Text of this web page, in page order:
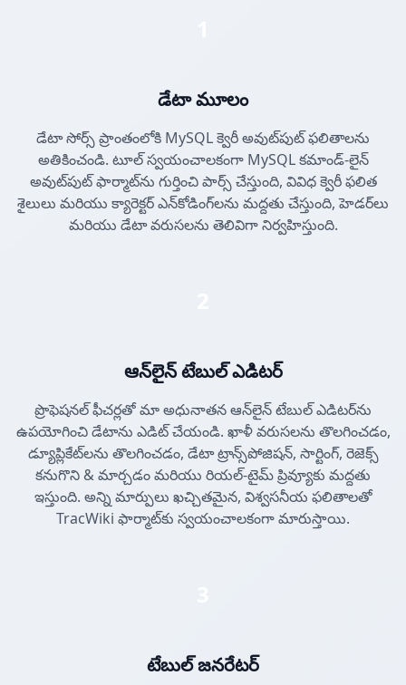
డేటా మూలం
డేటా సోర్స్ ప్రాంతంలోకి MySQL క్వెరీ అవుట్‌పుట్ ఫలితాలను
అతికించండి. టూల్ స్వయంచాలకంగా MySQL కమాండ్-లైన్
అవుట్‌పుట్ ఫార్మాట్‌ను గుర్తించి పార్స్ చేస్తుంది, వివిధ క్వెరీ ఫలిత
శైలులు మరియు క్యారెక్టర్ ఎన్‌కోడింగ్‌లను మద్దతు చేస్తుంది, హెడర్‌లు
మరియు డేటా వరుసలను తెలివిగా నిర్వహిస్తుంది.
ఆన్‌లైన్ టేబుల్ ఎడిటర్
ప్రొఫెషనల్ ఫీచర్లతో మా అధునాతన ఆన్‌లైన్ టేబుల్ ఎడిటర్‌ను
ఉపయోగించి డేటాను ఎడిట్ చేయండి. ఖాళీ వరుసలను తొలగించడం,
డ్యూప్లికేట్‌లను తొలగించడం, డేటా ట్రాన్స్‌పోజిషన్, సార్టింగ్, రెజెక్స్
కనుగొని & మార్చడం మరియు రియల్-టైమ్ ప్రివ్యూకు మద్దతు
ఇస్తుంది. అన్ని మార్పులు ఖచ్చితమైన, విశ్వసనీయ ఫలితాలతో
TracWiki ఫార్మాట్‌కు స్వయంచాలకంగా మారుస్తాయి.
టేబుల్ జనరేటర్